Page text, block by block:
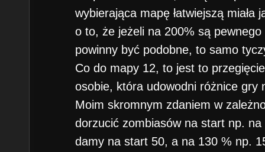
wybierająca mapę łatwiejszą miała
o to, że jeżeli na 200% są
powinny być podobne, to samo
Co do mapy 12, to jest to
osobie, która udowodni różnice gry
Moim skromnym zdaniem w
dorzucić zombiasów na start np.
damy na start 50, a na 130 % np.